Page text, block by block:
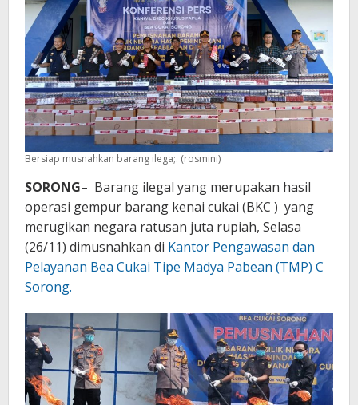
Ilegal
Senilai
Ratusan
Juta
Rupiah
Bersiap musnahkan barang ilega;. (rosmini)
SORONG– Barang ilegal yang merupakan hasil
operasi gempur barang kenai cukai (BKC ) yang
merugikan negara ratusan juta rupiah, Selasa
(26/11) dimusnahkan di Kantor Pengawasan dan
Pelayanan Bea Cukai Tipe Madya Pabean (TMP) C
Sorong.